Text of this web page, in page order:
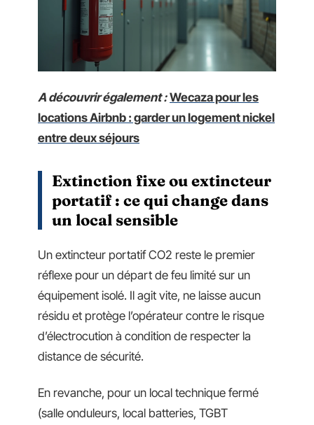
A découvrir également : Wecaza pour les
locations Airbnb : garder un logement nickel
entre deux séjours
Extinction fixe ou extincteur
portatif : ce qui change dans
un local sensible
Un extincteur portatif CO2 reste le premier
réflexe pour un départ de feu limité sur un
équipement isolé. Il agit vite, ne laisse aucun
résidu et protège l’opérateur contre le risque
d’électrocution à condition de respecter la
distance de sécurité.
En revanche, pour un local technique fermé
(salle onduleurs, local batteries, TGBT